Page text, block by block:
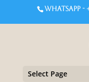
WHATSAPP -
Select Page